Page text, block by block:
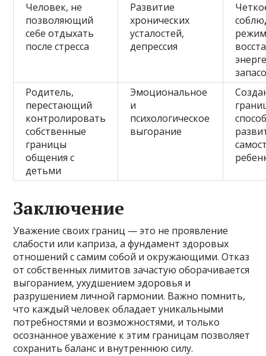
Человек, не
позволяющий
себе отдыхать
после стресса
Развитие
хронических
усталостей,
депрессия
Родитель,
перестающий
контролировать
собственные
границы
общения с
детьми
Эмоциональное
и
психологическое
выгорание
Заключение
Уважение своих границ — это не проявление
слабости или каприза, а фундамент здоровых
отношений с самим собой и окружающими. Отказ
от собственных лимитов зачастую оборачивается
выгоранием, ухудшением здоровья и
разрушением личной гармонии. Важно помнить,
что каждый человек обладает уникальными
потребностями и возможностями, и только
осознанное уважение к этим границам позволяет
сохранить баланс и внутреннюю силу.